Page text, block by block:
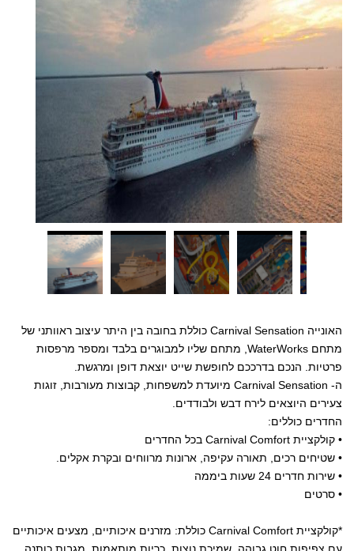
האונייה Carnival Sensation כוללת בחובה בין היתר עיצוב ראוותני של
מתחם WaterWorks, מתחם שליו למבוגרים בלבד ומספר מרפסות
פרטיות. הנכם בדרככם לחופשת שייט יוצאת דופן ומרגשת.
ה- Carnival Sensation מיועדת למשפחות, קבוצות מעורבות, זוגות
צעירים היוצאים לירח דבש ולבודדים.
החדרים כוללים:
• קולקציית Carnival Comfort בכל החדרים
• שטיחים רכים, תאורה עקיפה, ארונות מרווחים ובקרת אקלים.
• שירות חדרים 24 שעות ביממה
• סרטים
*קולקציית Carnival Comfort כוללת: מזרנים איכותיים, מצעים איכותיים